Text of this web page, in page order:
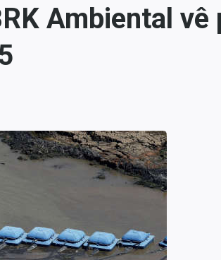
Ambiental